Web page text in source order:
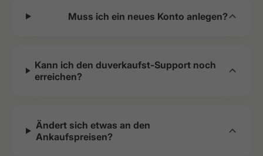
Muss ich ein neues Konto anlegen?
Kann ich den duverkaufst-Support noch
erreichen?
Ändert sich etwas an den
Ankaufspreisen?